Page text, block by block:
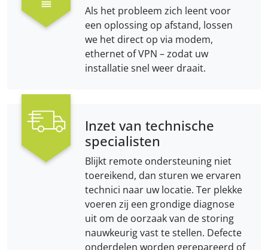
Als het probleem zich leent voor
een oplossing op afstand, lossen
we het direct op via modem,
ethernet of VPN – zodat uw
installatie snel weer draait.
Inzet van technische
specialisten
Blijkt remote ondersteuning niet
toereikend, dan sturen we ervaren
technici naar uw locatie. Ter plekke
voeren zij een grondige diagnose
uit om de oorzaak van de storing
nauwkeurig vast te stellen. Defecte
onderdelen worden gerepareerd of